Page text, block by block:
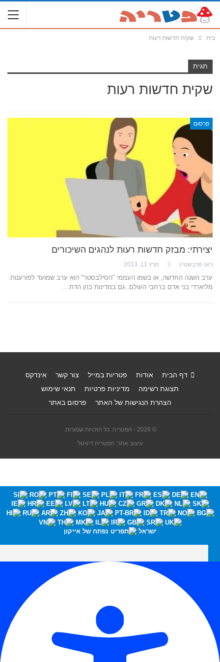
בית שקית חדשות רעות
תגית
שקית חדשות רעות
פרסום
יצירתי: מבזק חדשות רעות לנהגים השיכורים
רועי פרבשטיין מרץ 11, 2013
ערב השנה החדשה, או בשמו העממי "הסילבסטר" הוא ערב שמועד לפורענות.
מליארדי בני אדם ברחבי העולם, גם במדינות בהן הדת…
דף הבית אודות פטריות במייל צור קשר
אינדקס
תצוגת רשימה
מדיניות פרטיות
תנאי שימוש
הצהרת הנגישות של האתר
פרסום באתר
© 2026 - הפטריה. כל הזכויות שמורות.
עיצוב אתר: הפטריה דיגיטל
ישראל